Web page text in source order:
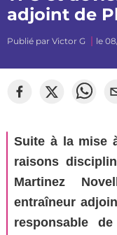
adjoint de
Publié par Victor G le
Suite à la mise
raisons
Martinez
entraîneur
responsable